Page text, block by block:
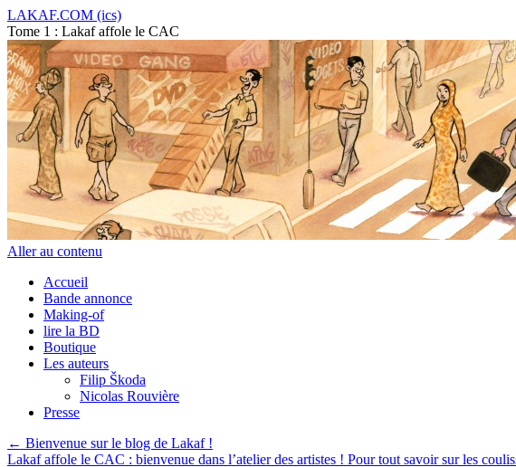
LAKAF.COM (ics)
Tome 1 : Lakaf affole le CAC
Aller au contenu
Accueil
Bande annonce
Making-of
lire la BD
Boutique
Les auteurs
Filip Škoda
Nicolas Rouvière
Presse
← Bienvenue sur le blog de Lakaf !
Lakaf affole le CAC : bienvenue dans l’atelier des artistes ! Pour tout savoir sur les